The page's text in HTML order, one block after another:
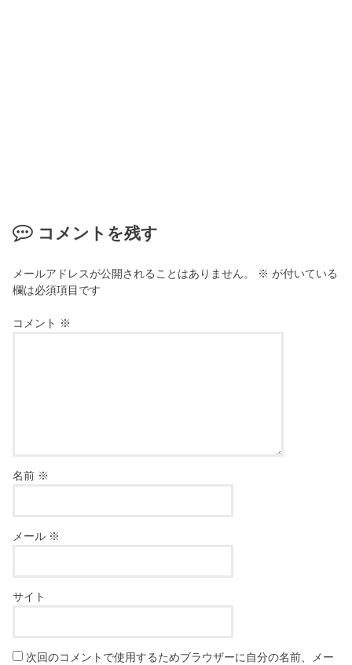
コメントを残す
メールアドレスが公開されることはありません。 ※ が付いている
欄は必須項目です
コメント ※
名前 ※
メール ※
サイト
次回のコメントで使用するためブラウザーに自分の名前、メー